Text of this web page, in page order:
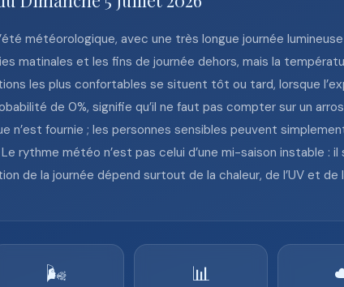
météorologique, avec une très longue journée
matinales et les fins de journée dehors, mais la
les plus confortables se situent tôt ou tard, lorsque
de 0%, signifie qu’il ne faut pas compter sur un
n’est fournie ; les personnes sensibles peuvent
rythme météo n’est pas celui d’une mi-saison instable : il
de la journée dépend surtout de la chaleur, de l’UV et de
🌬️ 📊